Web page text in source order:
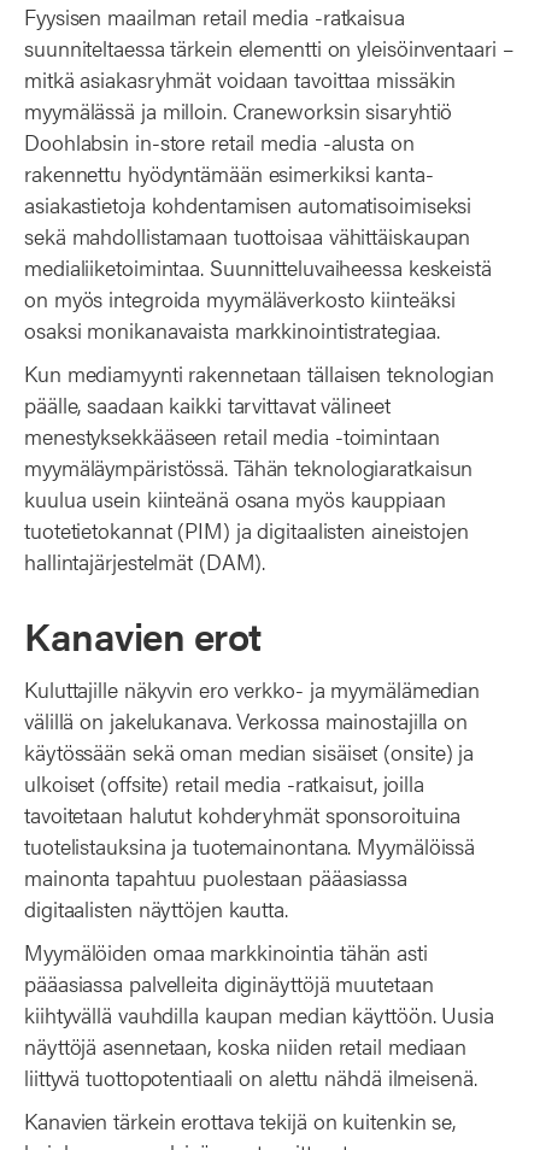
Fyysisen maailman retail media -ratkaisua
suunniteltaessa tärkein elementti on yleisöinventaari –
mitkä asiakasryhmät voidaan tavoittaa missäkin
myymälässä ja milloin. Craneworksin sisaryhtiö
Doohlabsin in-store retail media -alusta on
rakennettu hyödyntämään esimerkiksi kanta-
asiakastietoja kohdentamisen automatisoimiseksi
sekä mahdollistamaan tuottoisaa vähittäiskaupan
medialiiketoimintaa. Suunnitteluvaiheessa keskeistä
on myös integroida myymäläverkosto kiinteäksi
osaksi monikanavaista markkinointistrategiaa.
Kun mediamyynti rakennetaan tällaisen teknologian
päälle, saadaan kaikki tarvittavat välineet
menestyksekkääseen retail media -toimintaan
myymäläympäristössä. Tähän teknologiaratkaisun
kuulua usein kiinteänä osana myös kauppiaan
tuotetietokannat (PIM) ja digitaalisten aineistojen
hallintajärjestelmät (DAM).
Kanavien erot
Kuluttajille näkyvin ero verkko- ja myymälämedian
välillä on jakelukanava. Verkossa mainostajilla on
käytössään sekä oman median sisäiset (onsite) ja
ulkoiset (offsite) retail media -ratkaisut, joilla
tavoitetaan halutut kohderyhmät sponsoroituina
tuotelistauksina ja tuotemainontana. Myymälöissä
mainonta tapahtuu puolestaan pääasiassa
digitaalisten näyttöjen kautta.
Myymälöiden omaa markkinointia tähän asti
pääasiassa palvelleita diginäyttöjä muutetaan
kiihtyvällä vauhdilla kaupan median käyttöön. Uusia
näyttöjä asennetaan, koska niiden retail mediaan
liittyvä tuottopotentiaali on alettu nähdä ilmeisenä.
Kanavien tärkein erottava tekijä on kuitenkin se,